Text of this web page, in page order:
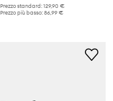
Prezzo standard:129,90 €
Prezzo più basso:86,99 €